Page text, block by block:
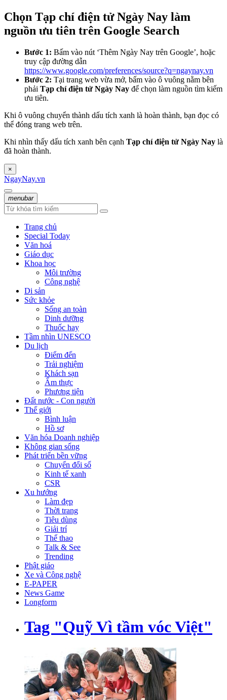
Chọn Tạp chí điện tử Ngày Nay làm
nguồn ưu tiên trên Google Search
Bước 1: Bấm vào nút ‘Thêm Ngày Nay trên Google’, hoặc
truy cập đường dẫn
https://www.google.com/preferences/source?q=ngaynay.vn
Bước 2: Tại trang web vừa mở, bấm vào ô vuông nằm bên
phải Tạp chí điện tử Ngày Nay để chọn làm nguồn tìm kiếm
ưu tiên.
Khi ô vuông chuyển thành dấu tích xanh là hoàn thành, bạn đọc có
thể đóng trang web trên.
Khi nhìn thấy dấu tích xanh bên cạnh Tạp chí điện tử Ngày Nay là
đã hoàn thành.
×
NgayNay.vn
menubar
Trang chủ
Special Today
Văn hoá
Giáo dục
Khoa học
Môi trường
Công nghệ
Di sản
Sức khỏe
Sống an toàn
Dinh dưỡng
Thuốc hay
Tầm nhìn UNESCO
Du lịch
Điểm đến
Trải nghiệm
Khách sạn
Ẩm thực
Phương tiện
Đất nước - Con người
Thế giới
Bình luận
Hồ sơ
Văn hóa Doanh nghiệp
Không gian sống
Phát triển bền vững
Chuyển đổi số
Kinh tế xanh
CSR
Xu hướng
Làm đẹp
Thời trang
Tiêu dùng
Giải trí
Thể thao
Talk & See
Trending
Phật giáo
Xe và Công nghệ
E-PAPER
News Game
Longform
Tag "Quỹ Vì tầm vóc Việt"